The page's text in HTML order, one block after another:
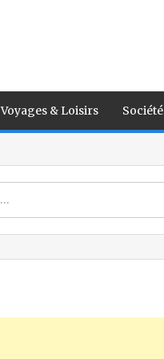
Voyages & Loisirs Société